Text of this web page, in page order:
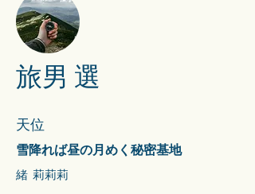
​旅男 選
​天位
雪降れば昼の月めく秘密基地
緒 莉莉莉